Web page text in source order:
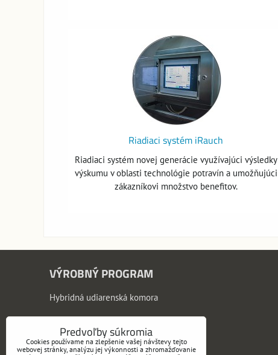
Riadiaci systém iRauch
Riadiaci systém novej generácie využívajúci výsledky
výskumu v oblasti technológie potravín a umožňujúci
zákazníkovi množstvo benefitov.
VÝROBNÝ PROGRAM
Hybridná udiarenská komora
Udiarenské komory
Varné komory
Predvoľby súkromia
Cookies používame na zlepšenie vašej návštevy tejto
webovej stránky, analýzu jej výkonnosti a zhromažďovanie